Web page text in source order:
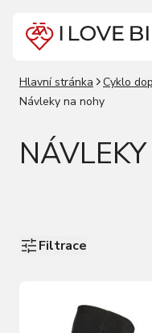
Hlavní stránka Cyklo
Návleky na nohy
NÁVLEKY
Filtrace